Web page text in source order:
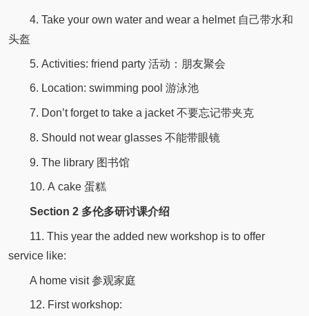
4. Take your own water and wear a helmet 自己带水和
头盔
5. Activities: friend party 活动：朋友聚会
6. Location: swimming pool 游泳池
7. Don’t forget to take a jacket 不要忘记带夹克
8. Should not wear glasses 不能带眼镜
9. The library 图书馆
10. A cake 蛋糕
Section 2 多伦多研讨课介绍
11. This year the added new workshop is to offer
service like:
A home visit 参观家庭
12. First workshop: